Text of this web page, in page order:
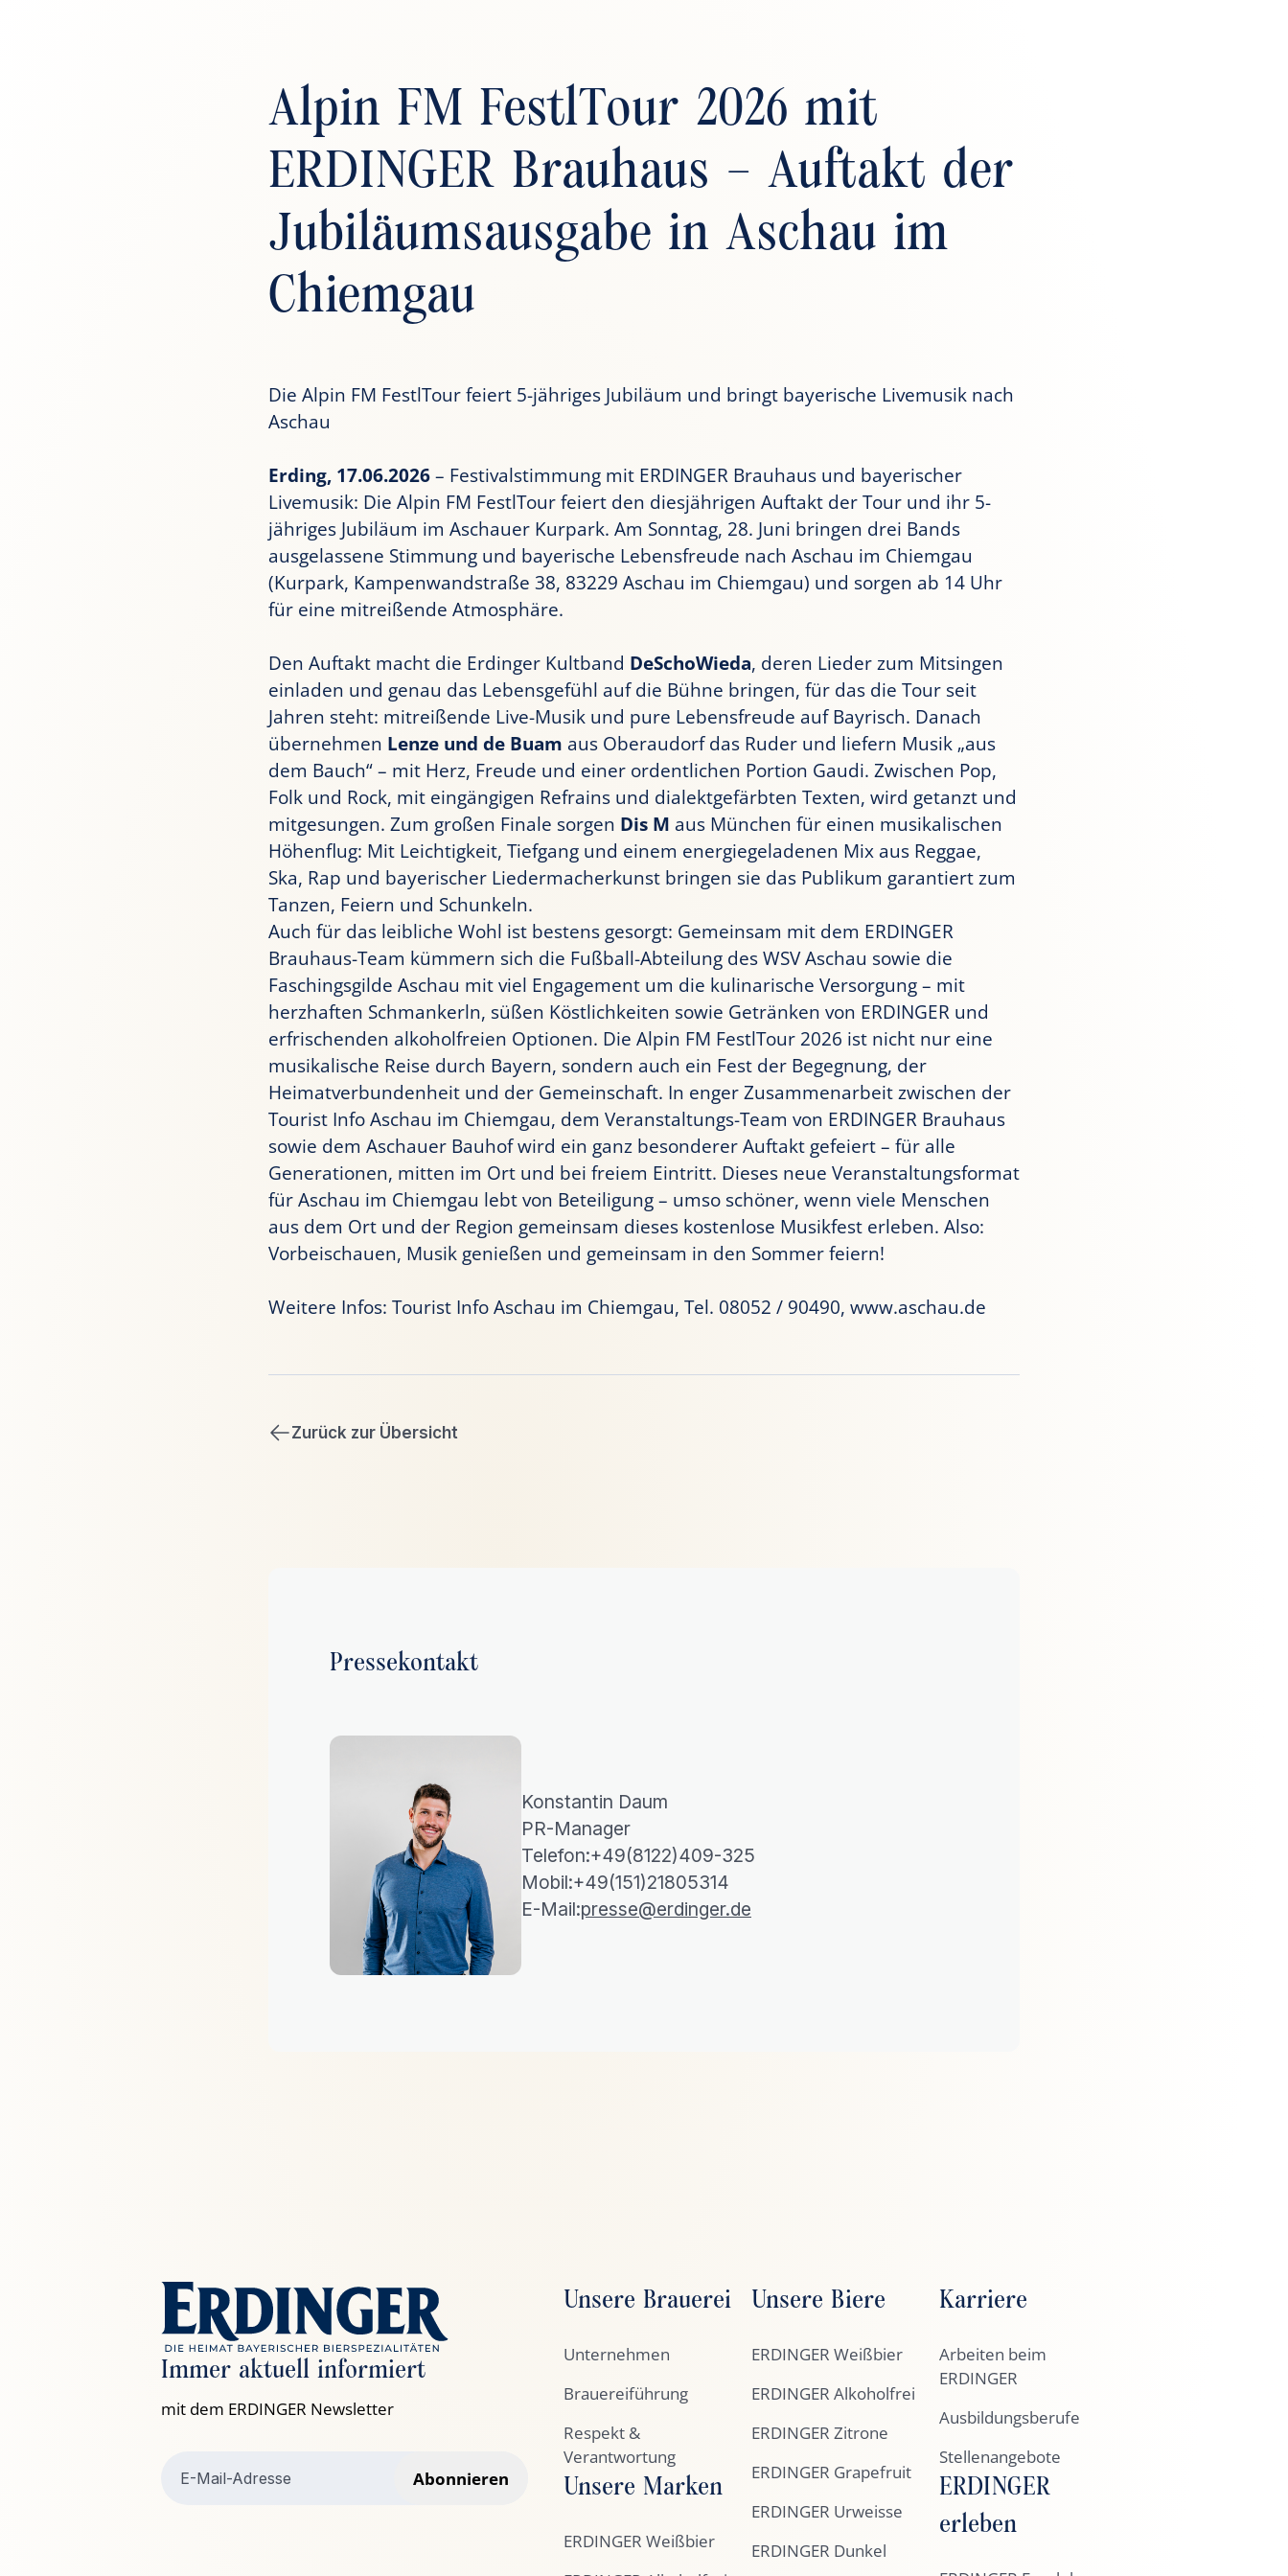
Alpin FM FestlTour 2026 mit
ERDINGER Brauhaus – Auftakt der
Jubiläumsausgabe in Aschau im
Chiemgau
Die Alpin FM FestlTour feiert 5-jähriges Jubiläum und bringt bayerische Livemusik nach
Aschau
Erding, 17.06.2026– Festivalstimmung mit ERDINGER Brauhaus und bayerischer
Livemusik: Die Alpin FM FestlTour feiert den diesjährigen Auftakt der Tour und ihr 5-
jähriges Jubiläum im Aschauer Kurpark. Am Sonntag, 28. Juni bringen drei Bands
ausgelassene Stimmung und bayerische Lebensfreude nach Aschau im Chiemgau
(Kurpark, Kampenwandstraße 38, 83229 Aschau im Chiemgau) und sorgen ab 14 Uhr
für eine mitreißende Atmosphäre.
Den Auftakt macht die Erdinger Kultband DeSchoWieda, deren Lieder zum Mitsingen
einladen und genau das Lebensgefühl auf die Bühne bringen, für das die Tour seit
Jahren steht: mitreißende Live-Musik und pure Lebensfreude auf Bayrisch. Danach
übernehmen Lenze und de Buam aus Oberaudorf das Ruder und liefern Musik „aus
dem Bauch“ – mit Herz, Freude und einer ordentlichen Portion Gaudi. Zwischen Pop,
Folk und Rock, mit eingängigen Refrains und dialektgefärbten Texten, wird getanzt und
mitgesungen. Zum großen Finale sorgen Dis M aus München für einen musikalischen
Höhenflug: Mit Leichtigkeit, Tiefgang und einem energiegeladenen Mix aus Reggae,
Ska, Rap und bayerischer Liedermacherkunst bringen sie das Publikum garantiert zum
Tanzen, Feiern und Schunkeln.
Auch für das leibliche Wohl ist bestens gesorgt: Gemeinsam mit dem ERDINGER
Brauhaus-Team kümmern sich die Fußball-Abteilung des WSV Aschau sowie die
Faschingsgilde Aschau mit viel Engagement um die kulinarische Versorgung – mit
herzhaften Schmankerln, süßen Köstlichkeiten sowie Getränken von ERDINGER und
erfrischenden alkoholfreien Optionen. Die Alpin FM FestlTour 2026 ist nicht nur eine
musikalische Reise durch Bayern, sondern auch ein Fest der Begegnung, der
Heimatverbundenheit und der Gemeinschaft. In enger Zusammenarbeit zwischen der
Tourist Info Aschau im Chiemgau, dem Veranstaltungs-Team von ERDINGER Brauhaus
sowie dem Aschauer Bauhof wird ein ganz besonderer Auftakt gefeiert – für alle
Generationen, mitten im Ort und bei freiem Eintritt. Dieses neue Veranstaltungsformat
für Aschau im Chiemgau lebt von Beteiligung – umso schöner, wenn viele Menschen
aus dem Ort und der Region gemeinsam dieses kostenlose Musikfest erleben. Also:
Vorbeischauen, Musik genießen und gemeinsam in den Sommer feiern!
Weitere Infos: Tourist Info Aschau im Chiemgau, Tel. 08052 / 90490, www.aschau.de
Zurück zur Übersicht
Pressekontakt
Konstantin Daum
PR-Manager
Telefon:+49(8122)409-325
Mobil:+49(151)21805314
E-Mail:presse@erdinger.de
Immer aktuell informiert
mit dem ERDINGER Newsletter
Abonnieren
Unsere Brauerei
Unternehmen
Brauereiführung
Respekt &
Verantwortung
Unsere Marken
ERDINGER Weißbier
Unsere Biere
ERDINGER Weißbier
ERDINGER Alkoholfrei
ERDINGER Zitrone
ERDINGER Grapefruit
ERDINGER Urweisse
ERDINGER Dunkel
Karriere
Arbeiten beim
ERDINGER
Ausbildungsberufe
Stellenangebote
ERDINGER
erleben